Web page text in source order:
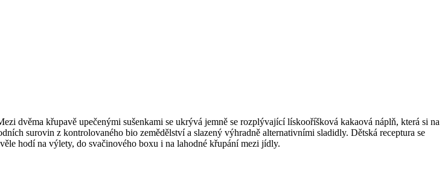
dvěma křupavě upečenými sušenkami se ukrývá jemně se rozplývající lískooříšková kakaová náplň, která si na
surovin z kontrolovaného bio zemědělství a slazený výhradně alternativními sladidly. Dětská receptura se
hodí na výlety, do svačinového boxu i na lahodné křupání mezi jídly.